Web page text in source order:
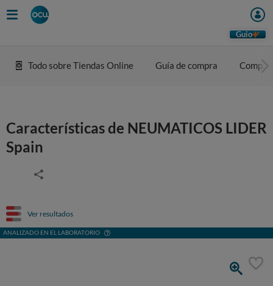
Guio
Todo sobre Tiendas Online Guía de compra
Características de NEUMATICOS LIDER
Spain
Ver resultados
ANALIZADO EN EL LABORATORIO